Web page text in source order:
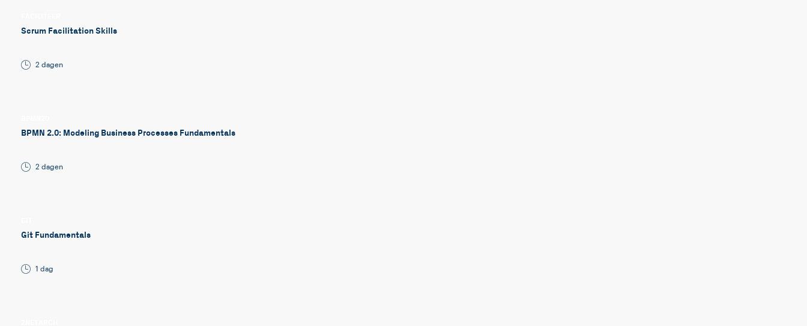
Scrum Facilitation Skills
2 dagen
BPMN 2.0: Modeling Business Processes Fundamentals
2 dagen
Git Fundamentals
1 dag